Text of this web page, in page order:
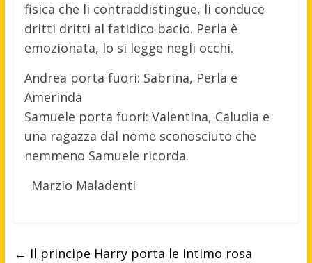
fisica che li contraddistingue, li conduce
dritti dritti al fatidico bacio. Perla è
emozionata, lo si legge negli occhi.
Andrea porta fuori: Sabrina, Perla e
Amerinda
Samuele porta fuori: Valentina, Caludia e
una ragazza dal nome sconosciuto che
nemmeno Samuele ricorda.
Marzio Maladenti
← Il principe Harry porta le intimo rosa